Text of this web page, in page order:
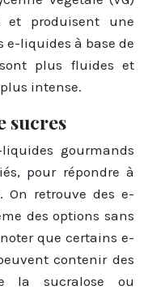
et produisent une
e-liquides à base de
plus fluides et
intense.
sucres
gourmands
pour répondre à
On retrouve des e-
des options sans
que certains e-
contenir des
la sucralose ou